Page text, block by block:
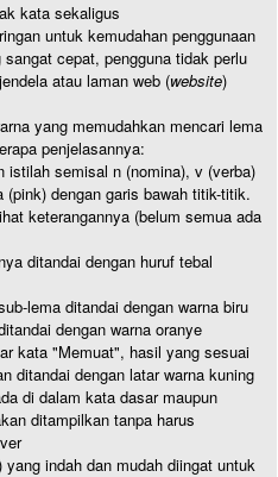
kata sekaligus
untuk kemudahan penggunaan
cepat, pengguna tidak perlu
atau laman web (website)
yang memudahkan mencari lema
penjelasannya:
istilah semisal n (nomina), v (verba)
(pink) dengan garis bawah titik-titik.
keterangannya (belum semua ada
ditandai dengan huruf tebal
lema ditandai dengan warna biru
dengan warna oranye
kata "Memuat", hasil yang sesuai
ditandai dengan latar warna kuning
di dalam kata dasar maupun
ditampilkan tanpa harus
yang indah dan mudah diingat untuk